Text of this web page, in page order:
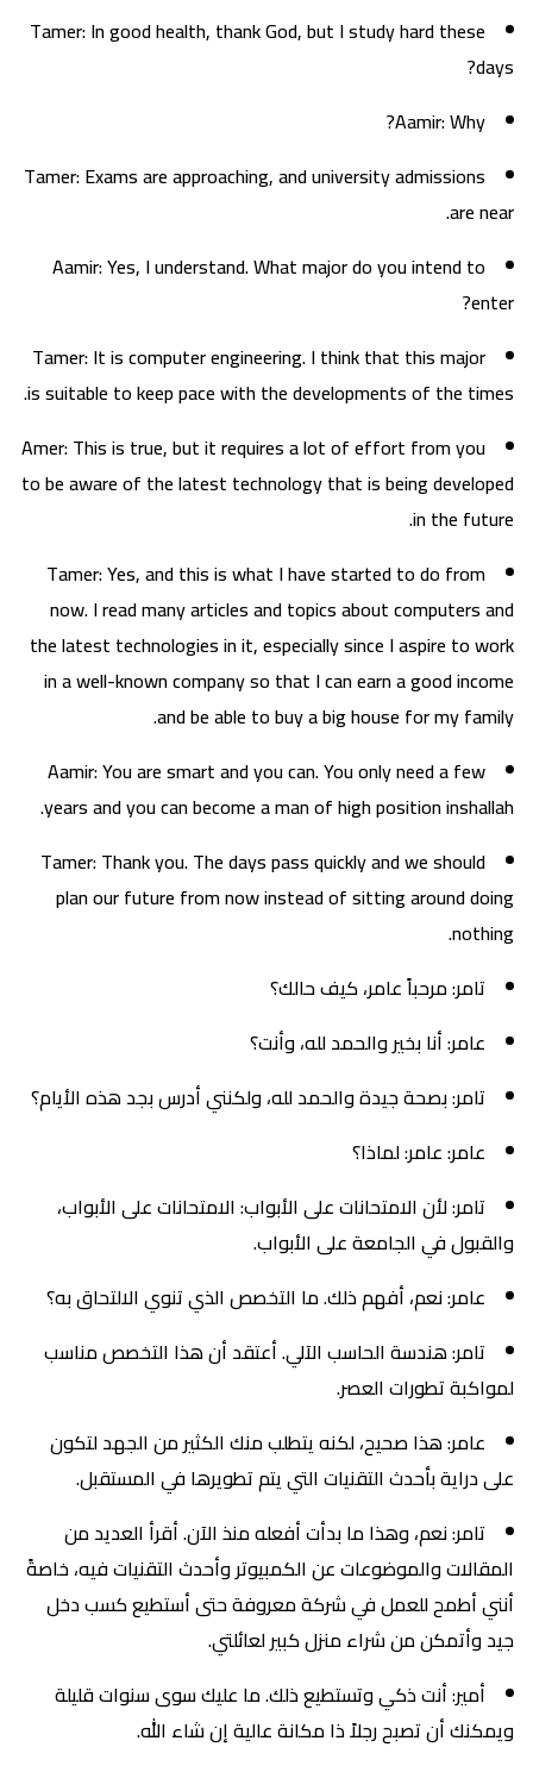
Tamer: In good health, thank God, but I study hard these
days?
Aamir: Why?
Tamer: Exams are approaching, and university admissions
are near.
Aamir: Yes, I understand. What major do you intend to
enter?
Tamer: It is computer engineering. I think that this major
is suitable to keep pace with the developments of the times.
Amer: This is true, but it requires a lot of effort from you
to be aware of the latest technology that is being developed
in the future.
Tamer: Yes, and this is what I have started to do from
now. I read many articles and topics about computers and
the latest technologies in it, especially since I aspire to work
in a well-known company so that I can earn a good income
and be able to buy a big house for my family.
Aamir: You are smart and you can. You only need a few
years and you can become a man of high position inshallah.
Tamer: Thank you. The days pass quickly and we should
plan our future from now instead of sitting around doing
nothing.
تامر: مرحباً عامر، كيف حالك؟
عامر: أنا بخير والحمد لله، وأنت؟
تامر: بصحة جيدة والحمد لله، ولكنني أدرس بجد هذه الأيام؟
عامر: عامر: لماذا؟
تامر: لأن الامتحانات على الأبواب: الامتحانات على الأبواب،
والقبول في الجامعة على الأبواب.
عامر: نعم، أفهم ذلك. ما التخصص الذي تنوي الالتحاق به؟
تامر: هندسة الحاسب الآلي. أعتقد أن هذا التخصص مناسب
لمواكبة تطورات العصر.
عامر: هذا صحيح، لكنه يتطلب منك الكثير من الجهد لتكون
على دراية بأحدث التقنيات التي يتم تطويرها في المستقبل.
تامر: نعم، وهذا ما بدأت أفعله منذ الآن. أقرأ العديد من
المقالات والموضوعات عن الكمبيوتر وأحدث التقنيات فيه، خاصةً
أنني أطمح للعمل في شركة معروفة حتى أستطيع كسب دخل
جيد وأتمكن من شراء منزل كبير لعائلتي.
أمير: أنت ذكي وتستطيع ذلك. ما عليك سوى سنوات قليلة
ويمكنك أن تصبح رجلاً ذا مكانة عالية إن شاء الله.